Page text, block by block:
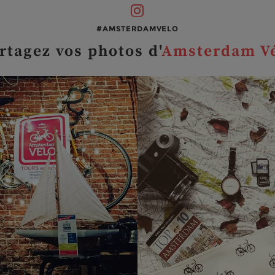
#AMSTERDAMVELO
vos photos d'Amsterdam